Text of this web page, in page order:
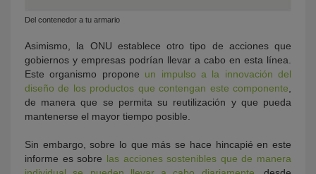
Del contenedor a tu armario
Asimismo, la ONU establece otro tipo de acciones que
gobiernos y empresas podrían llevar a cabo en esta línea.
Este organismo propone un impulso a la innovación del
diseño de los productos que contengan este componente
de manera que se permita su reutilización y que pueda
mantenerse el mayor tiempo posible.
Sin embargo, sobre lo que más se hace hincapié en este
informe es sobre las acciones sostenibles que de manera